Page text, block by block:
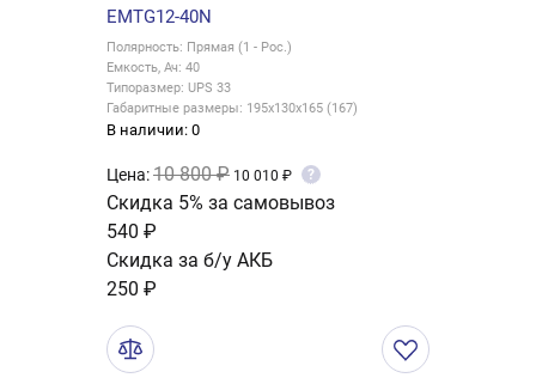
EMTG12-40N
Полярность: Прямая (1 - Рос.)
Емкость, Ач: 40
Типоразмер: UPS 33
Габаритные размеры: 195x130x165 (167)
В наличии: 0
Цена:10 800 ₽ 10 010 ₽ ?
Скидка 5% за самовывоз
540 ₽
Скидка за б/у АКБ
250 ₽